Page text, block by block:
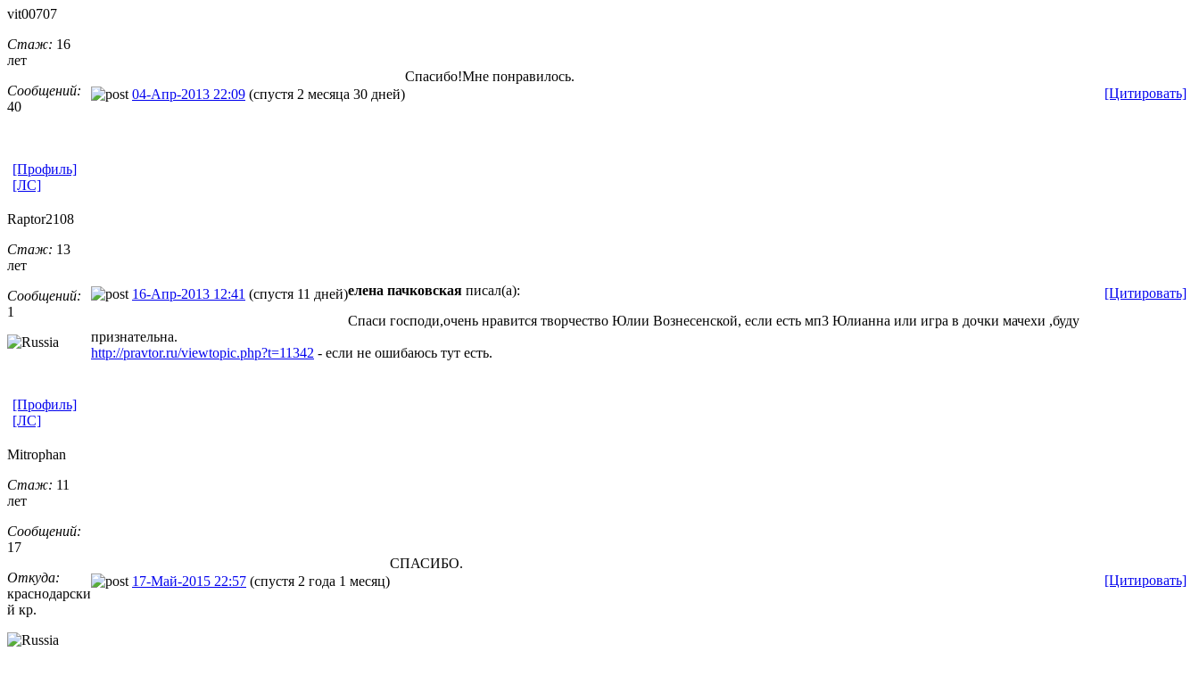
vit00707
Стаж: 16
лет
Сообщений:
40
04-Апр-2013 22:09 (спустя 2 месяца 30 дней) [Цитировать]
Спасибо!Мне понравилось.
[Профиль]
[ЛС]
Raptor2108
Стаж: 13
лет
Сообщений:
1
16-Апр-2013 12:41 (спустя 11 дней) [Цитировать]
елена пачковская писал(а):
Спаси господи,очень нравится творчество Юлии Вознесенской, если есть мп3 Юлианна или игра в дочки мачехи ,буду
признательна.
http://pravtor.ru/viewtopic.php?t=11342 - если не ошибаюсь тут есть.
[Профиль]
[ЛС]
Mitrophan
Стаж: 11
лет
Сообщений:
17
Откуда:
краснодарски
й кр.
17-Май-2015 22:57 (спустя 2 года 1 месяц) [Цитировать]
СПАСИБО.